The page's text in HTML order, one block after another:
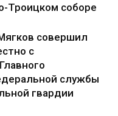
Троицком соборе
совершил
с
службы
гвардии